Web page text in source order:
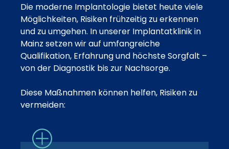
Die moderne Implantologie bietet heute viele
Möglichkeiten, Risiken frühzeitig zu erkennen
und zu umgehen. In unserer Implantatklinik in
Mainz setzen wir auf umfangreiche
Qualifikation, Erfahrung und höchste Sorgfalt –
von der Diagnostik bis zur Nachsorge.
Diese Maßnahmen können helfen, Risiken zu
vermeiden: